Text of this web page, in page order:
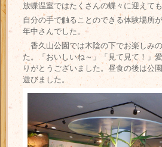
放蝶温室ではたくさんの蝶々に迎えて
自分の手で触ることのできる体験場所
年中さんでした。
香久山公園では木陰の下でお楽しみ
た。「おいしいね～」「見て見て！」
りがとうございました。昼食の後は公
遊びました。